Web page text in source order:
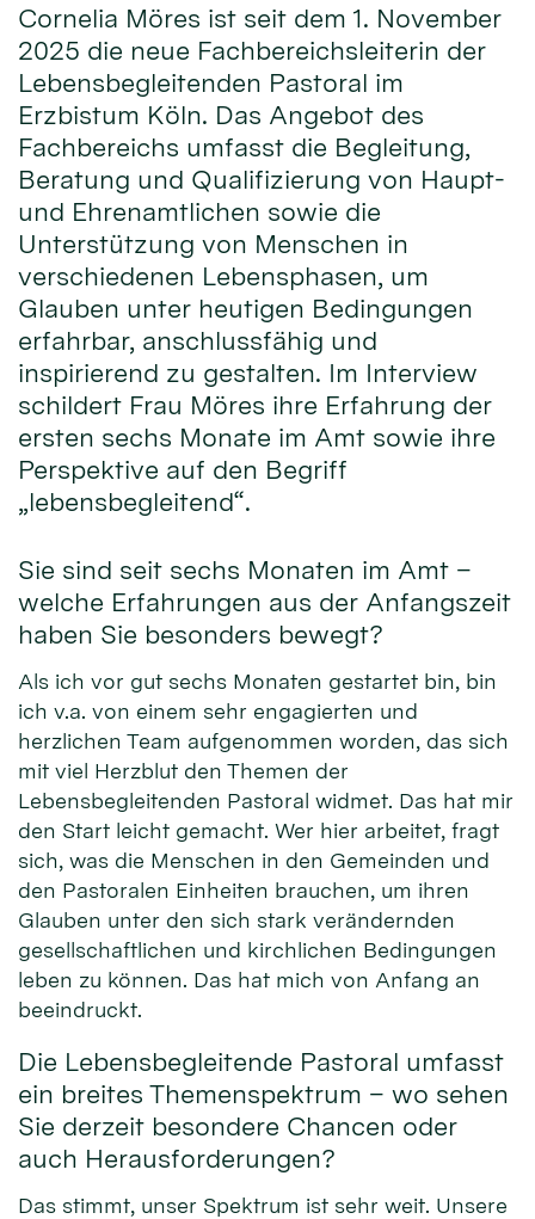
Cornelia Möres ist seit dem 1. November
2025 die neue Fachbereichsleiterin der
Lebensbegleitenden Pastoral im
Erzbistum Köln. Das Angebot des
Fachbereichs umfasst die Begleitung,
Beratung und Qualifizierung von Haupt-
und Ehrenamtlichen sowie die
Unterstützung von Menschen in
verschiedenen Lebensphasen, um
Glauben unter heutigen Bedingungen
erfahrbar, anschlussfähig und
inspirierend zu gestalten. Im Interview
schildert Frau Möres ihre Erfahrung der
ersten sechs Monate im Amt sowie ihre
Perspektive auf den Begriff
„lebensbegleitend“.
Sie sind seit sechs Monaten im Amt –
welche Erfahrungen aus der Anfangszeit
haben Sie besonders bewegt?
Als ich vor gut sechs Monaten gestartet bin, bin
ich v.a. von einem sehr engagierten und
herzlichen Team aufgenommen worden, das sich
mit viel Herzblut den Themen der
Lebensbegleitenden Pastoral widmet. Das hat mir
den Start leicht gemacht. Wer hier arbeitet, fragt
sich, was die Menschen in den Gemeinden und
den Pastoralen Einheiten brauchen, um ihren
Glauben unter den sich stark verändernden
gesellschaftlichen und kirchlichen Bedingungen
leben zu können. Das hat mich von Anfang an
beeindruckt.
Die Lebensbegleitende Pastoral umfasst
ein breites Themenspektrum – wo sehen
Sie derzeit besondere Chancen oder
auch Herausforderungen?
Das stimmt, unser Spektrum ist sehr weit. Unsere